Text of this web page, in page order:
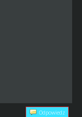
Odpowiedz